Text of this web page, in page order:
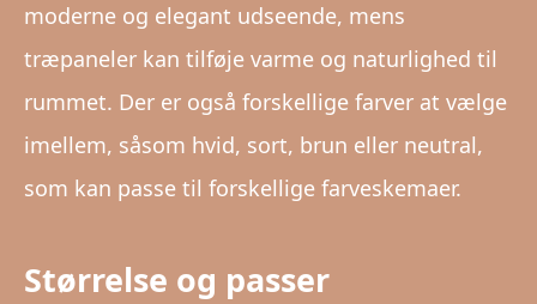
moderne og elegant udseende, mens
træpaneler kan tilføje varme og naturlighed til
rummet. Der er også forskellige farver at vælge
imellem, såsom hvid, sort, brun eller neutral,
som kan passe til forskellige farveskemaer.
Størrelse og passer